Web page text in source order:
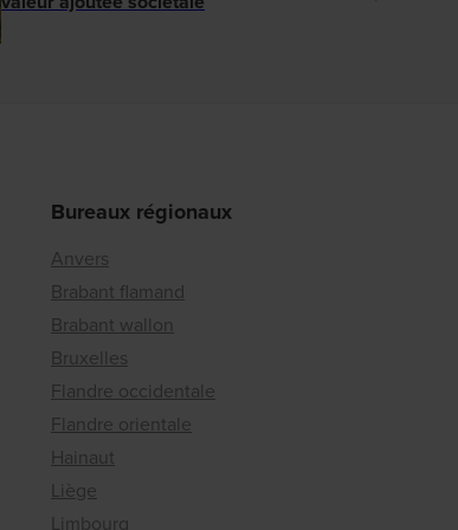
Bureaux régionaux
Anvers
Brabant flamand
Brabant wallon
Bruxelles
Flandre occidentale
Flandre orientale
Hainaut
Liège
Limbourg